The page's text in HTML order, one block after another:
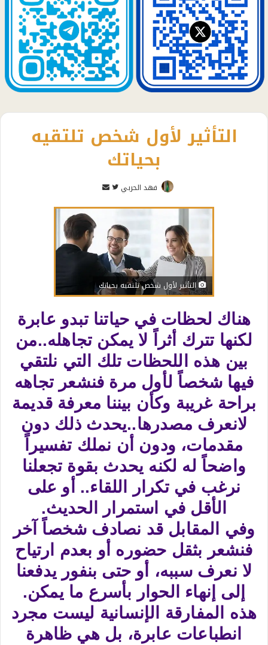
التأثير لأول شخص تلتقيه
بحياتك
فهد الحربي
تابعأرسل
إلكترونيا
التأثير لأول شخص تلتقيه بحياتك
هناك لحظات في حياتنا تبدو عابرة
لكنها تترك أثراً لا يمكن تجاهله..من
بين هذه اللحظات تلك التي نلتقي
فيها شخصاً لأول مرة فنشعر تجاهه
براحة غريبة وكأن بيننا معرفة قديمة
لانعرف مصدرها..يحدث ذلك دون
مقدمات، ودون أن نملك تفسيراً
واضحاً له لكنه يحدث بقوة تجعلنا
نرغب في تكرار اللقاء.. أو على
الأقل في استمرار الحديث.
وفي المقابل قد نصادف شخصاً آخر
فنشعر بثقل حضوره أو بعدم ارتياح
لا نعرف سببه، أو حتى بنفور يدفعنا
إلى إنهاء الحوار بأسرع ما يمكن.
هذه المفارقة الإنسانية ليست مجرد
انطباعات عابرة، بل هي ظاهرة